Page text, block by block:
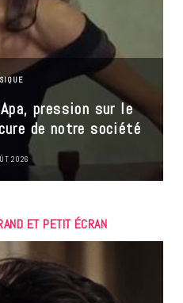
pression sur le
de notre société
2026
ET PETIT ÉCRAN